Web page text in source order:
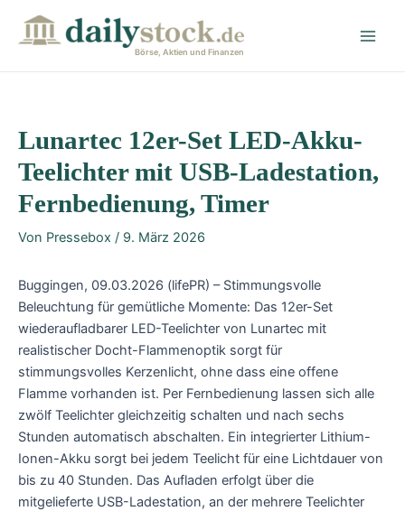
Börse, Aktien und Finanzen
Lunartec 12er-Set LED-Akku-
Teelichter mit USB-Ladestation,
Fernbedienung, Timer
Von Pressebox / 9. März 2026
Buggingen, 09.03.2026 (lifePR) – Stimmungsvolle
Beleuchtung für gemütliche Momente: Das 12er-Set
wiederaufladbarer LED-Teelichter von Lunartec mit
realistischer Docht-Flammenoptik sorgt für
stimmungsvolles Kerzenlicht, ohne dass eine offene
Flamme vorhanden ist. Per Fernbedienung lassen sich alle
zwölf Teelichter gleichzeitig schalten und nach sechs
Stunden automatisch abschalten. Ein integrierter Lithium-
Ionen-Akku sorgt bei jedem Teelicht für eine Lichtdauer von
bis zu 40 Stunden. Das Aufladen erfolgt über die
mitgelieferte USB-Ladestation, an der mehrere Teelichter